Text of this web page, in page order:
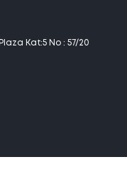
Kat:5 No : 57/20